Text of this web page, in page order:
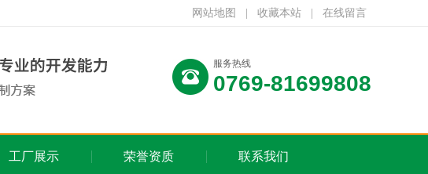
网站地图 收藏本站 在线留言
服务热线
0769-81699808
工厂展示 荣誉资质 联系我们